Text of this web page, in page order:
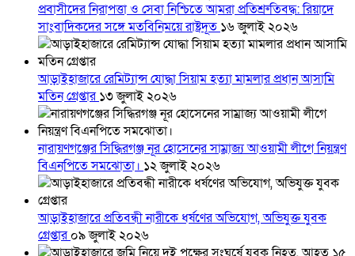
প্রবাসীদের নিরাপত্তা ও সেবা নিশ্চিতে আমরা প্রতিশ্রুতিবদ্ধ: রিয়াদে
সাংবাদিকদের সঙ্গে মতবিনিময়ে রাষ্ট্রদূত ১৬ জুলাই ২০২৬
আড়াইহাজারে রেমিট্যান্স যোদ্ধা সিয়াম হত্যা মামলার প্রধান আসামি
মতিন গ্রেপ্তার১৩ জুলাই ২০২৬
নারায়ণগঞ্জের সিদ্ধিরগঞ্জ নূর হোসেনের সাম্রাজ্য আওয়ামী লীগে নিয়ন্ত্রণ
বিএনপিতে সমঝোতা। ১২ জুলাই ২০২৬
আড়াইহাজারে প্রতিবন্ধী নারীকে ধর্ষণের অভিযোগ, অভিযুক্ত যুবক
গ্রেপ্তার০৯ জুলাই ২০২৬